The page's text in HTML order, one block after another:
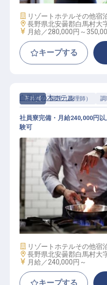
施設業態
リゾートホテルその他宿
勤務地
長野県北安曇郡白馬村大
給与
月給／280,000円～
キープする
正社員 調理（調理師）
洋食調理スタッフ
白馬樅の木ホテル
社員寮完備・月給240,000円
験可
施設業態
リゾートホテルその他宿
勤務地
長野県北安曇郡白馬村大
給与
月給／240,000円～
キープする